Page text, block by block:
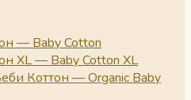
— Baby Cotton
XL — Baby Cotton XL
Коттон — Organic Baby